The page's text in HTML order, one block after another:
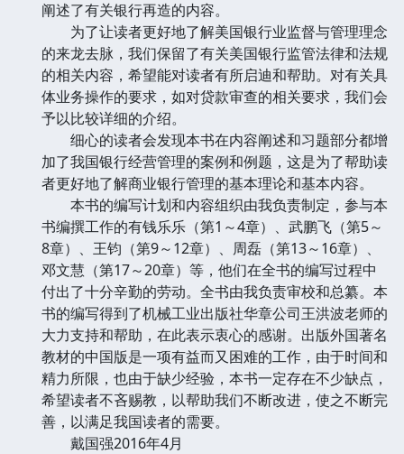
阐述了有关银行再造的内容。
为了让读者更好地了解美国银行业监督与管理理念
的来龙去脉，我们保留了有关美国银行监管法律和法规
的相关内容，希望能对读者有所启迪和帮助。对有关具
体业务操作的要求，如对贷款审查的相关要求，我们会
予以比较详细的介绍。
细心的读者会发现本书在内容阐述和习题部分都增
加了我国银行经营管理的案例和例题，这是为了帮助读
者更好地了解商业银行管理的基本理论和基本内容。
本书的编写计划和内容组织由我负责制定，参与本
书编撰工作的有钱乐乐（第1～4章）、武鹏飞（第5～
8章）、王钧（第9～12章）、周磊（第13～16章）、
邓文慧（第17～20章）等，他们在全书的编写过程中
付出了十分辛勤的劳动。全书由我负责审校和总纂。本
书的编写得到了机械工业出版社华章公司王洪波老师的
大力支持和帮助，在此表示衷心的感谢。出版外国著名
教材的中国版是一项有益而又困难的工作，由于时间和
精力所限，也由于缺少经验，本书一定存在不少缺点，
希望读者不吝赐教，以帮助我们不断改进，使之不断完
善，以满足我国读者的需要。
戴国强2016年4月